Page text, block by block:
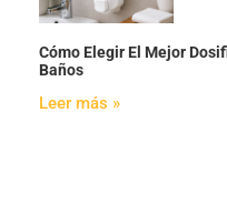
Cómo Elegir El Mejor
Baños
Leer más »